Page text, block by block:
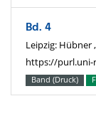
Bd. 4
Leipzig: Hübner
https://purl.uni-
Band (Druck)